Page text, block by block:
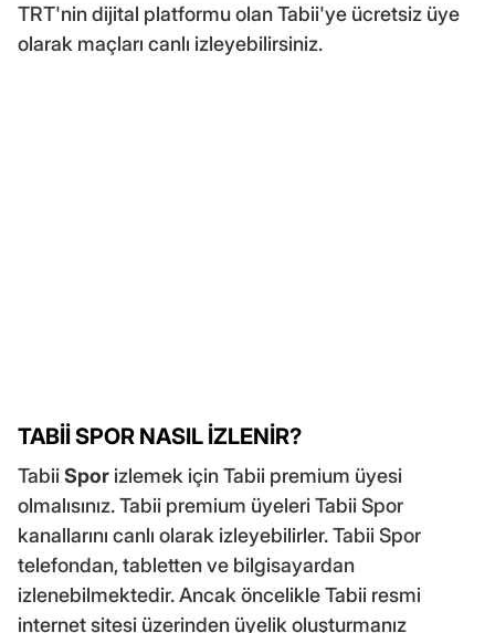
TRT'nin dijital platformu olan Tabii'ye ücretsiz üye
olarak maçları canlı izleyebilirsiniz.
TABİİ SPOR NASIL İZLENİR?
TabiiSpor izlemek için Tabii premium üyesi
olmalısınız. Tabii premium üyeleri Tabii Spor
kanallarını canlı olarak izleyebilirler. Tabii Spor
telefondan, tabletten ve bilgisayardan
izlenebilmektedir. Ancak öncelikle Tabii resmi
internet sitesi üzerinden üyelik oluşturmanız